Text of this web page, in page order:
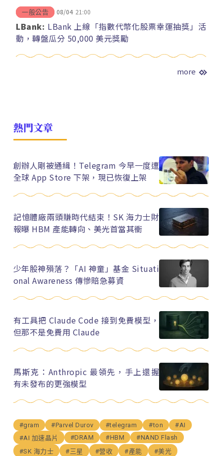
一般公告 08/04 21:00
LBank: LBank 上線「指數代幣化股票幸運抽獎」活
動，轉盤瓜分 50,000 美元獎勵
more
熱門文章
創辦人剛被通緝！Telegram 今早一度遭
全球 App Store 下架，現已恢復上架
記憶體廠兩頭賺時代結束！SK 海力士財
報曝 HBM 產能轉向、美光首當其衝
少年股神殞落？「AI 神童」基金 Situati
onal Awareness 傳慘賠急募資
有工具把 Claude Code 接到免費模型，
但那不是免費用 Claude
馬斯克：Anthropic 最領先，手上還握
有未發布的更強模型
#gram #Parvel Durov #telegram #ton
#AI
#AI 加速晶片
#DRAM #HBM
#NAND Flash
#SK 海力士
#三星 #營收 #產能
#美光